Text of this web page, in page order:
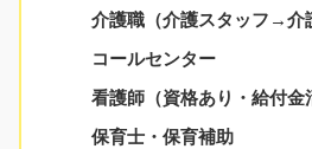
介護職（介護スタッフ→介
コールセンター
看護師（資格あり・給付金
保育士・保育補助